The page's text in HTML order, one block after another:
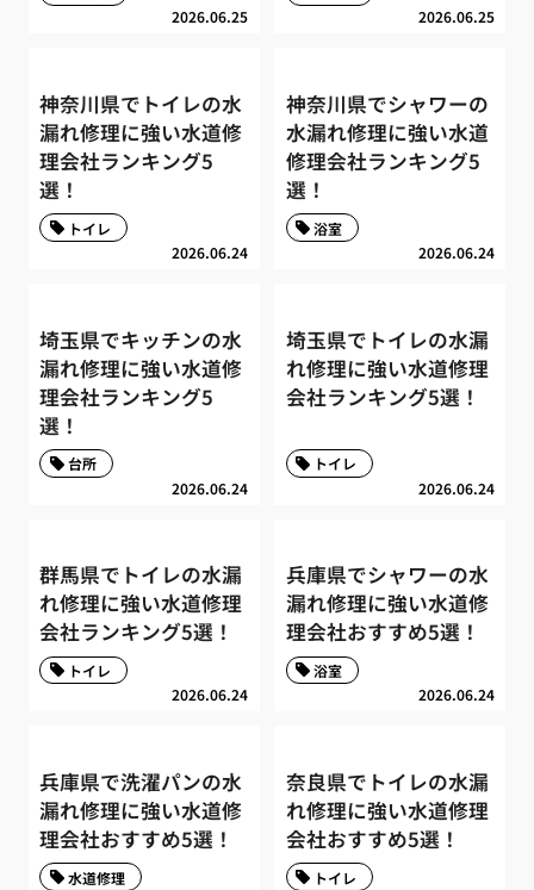
2026.06.25
2026.06.25
神奈川県でトイレの水
漏れ修理に強い水道修
理会社ランキング5
選！
2026.06.24
トイレ
神奈川県でシャワーの
水漏れ修理に強い水道
修理会社ランキング5
選！
2026.06.24
浴室
埼玉県でキッチンの水
漏れ修理に強い水道修
理会社ランキング5
選！
2026.06.24
台所
埼玉県でトイレの水漏
れ修理に強い水道修理
会社ランキング5選！
2026.06.24
トイレ
群馬県でトイレの水漏
れ修理に強い水道修理
会社ランキング5選！
2026.06.24
トイレ
兵庫県でシャワーの水
漏れ修理に強い水道修
理会社おすすめ5選！
2026.06.24
浴室
兵庫県で洗濯パンの水
漏れ修理に強い水道修
理会社おすすめ5選！
水道修理
奈良県でトイレの水漏
れ修理に強い水道修理
会社おすすめ5選！
トイレ